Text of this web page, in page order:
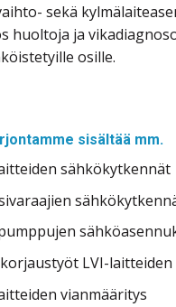
sekä
huoltoja ja
osille.
sisältää mm.
sähkökytkennät
LVI-laitteiden
vianmääritys